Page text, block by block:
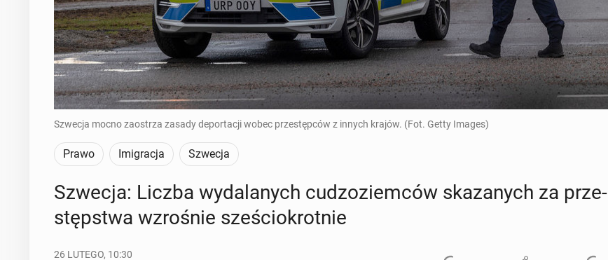
Szwecja mocno zaostrza zasady deportacji wobec przestępców z innych krajów. (Fot. Getty Images)
Prawo Imigracja Szwecja
Szwecja: Liczba wy­da­la­nych cu­dzo­ziem­ców ska­za­nych za prze­
stęp­stwa wzro­śnie sze­ścio­krot­nie
26 LUTEGO, 10:30